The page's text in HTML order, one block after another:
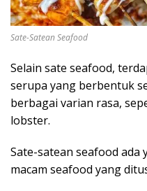
Sate-Satean Seafood
Selain sate seafood,
serupa yang berbentuk
berbagai varian rasa,
lobster.
Sate-satean seafood
macam seafood yang